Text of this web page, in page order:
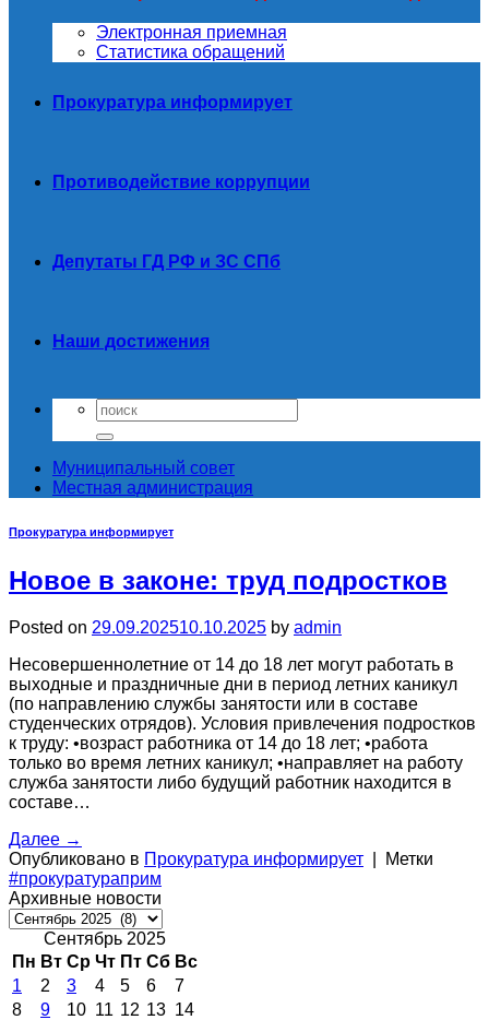
Электронная приемная
Статистика обращений
Прокуратура информирует
Противодействие коррупции
Депутаты ГД РФ и ЗС СПб
Наши достижения
Муниципальный совет
Местная администрация
Прокуратура информирует
Новое в законе: труд подростков
Posted on 29.09.202510.10.2025 by admin
Несовершеннолетние от 14 до 18 лет могут работать в
выходные и праздничные дни в период летних каникул
(по направлению службы занятости или в составе
студенческих отрядов). Условия привлечения подростков
к труду: •возраст работника от 14 до 18 лет; •работа
только во время летних каникул; •направляет на работу
служба занятости либо будущий работник находится в
составе…
Далее →
Опубликовано в Прокуратура информирует
Метки
#прокуратураприм
Архивные новости
Архивные
новостиСентябрь 2025
Пн Вт Ср Чт Пт Сб Вс
1
2 3 4 5 6
7
8
9 10 11 12 13 14